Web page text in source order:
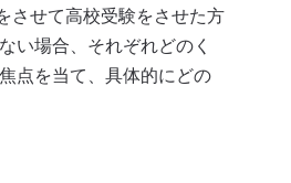
させて高校受験をさせた方
い場合、それぞれどのく
点を当て、具体的にどの